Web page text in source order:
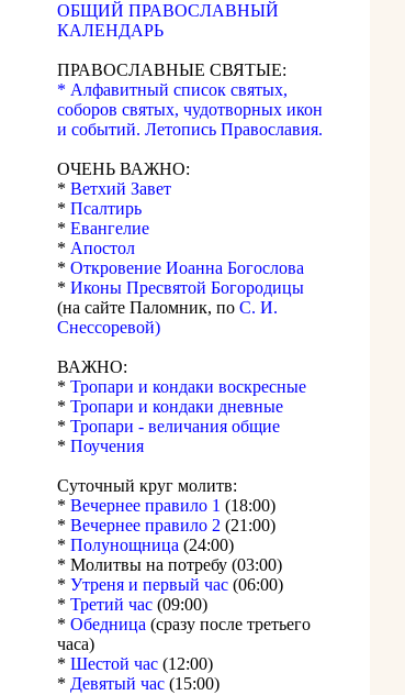
ОБЩИЙ ПРАВОСЛАВНЫЙ
КАЛЕНДАРЬ
ПРАВОСЛАВНЫЕ СВЯТЫЕ:
* Алфавитный список святых,
соборов святых, чудотворных икон
и событий. Летопись Православия.
ОЧЕНЬ ВАЖНО:
* Ветхий Завет
* Псалтирь
* Евангелие
* Апостол
* Откровение Иоанна Богослова
* Иконы Пресвятой Богородицы
(на сайте Паломник, по С. И.
Снессоревой)
ВАЖНО:
* Тропари и кондаки воскресные
* Тропари и кондаки дневные
* Тропари - величания общие
* Поучения
Суточный круг молитв:
* Вечернее правило 1 (18:00)
* Вечернее правило 2 (21:00)
* Полунощница (24:00)
* Молитвы на потребу (03:00)
* Утреня и первый час (06:00)
* Третий час (09:00)
* Обедница (сразу после третьего
часа)
* Шестой час (12:00)
* Девятый час (15:00)